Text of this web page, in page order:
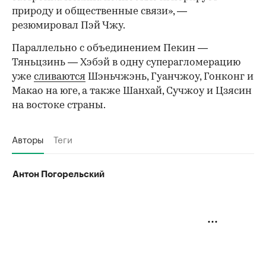
природу и общественные связи», —
резюмировал Пэй Чжу.
Параллельно с объединением Пекин —
Тяньцзинь — Хэбэй в одну суперагломерацию
уже сливаются Шэньчжэнь, Гуанчжоу, Гонконг и
Макао на юге, а также Шанхай, Сучжоу и Цзясин
на востоке страны.
Авторы Теги
Антон Погорельский